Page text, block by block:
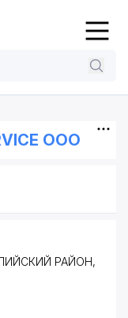
ООО
РАЙОН,